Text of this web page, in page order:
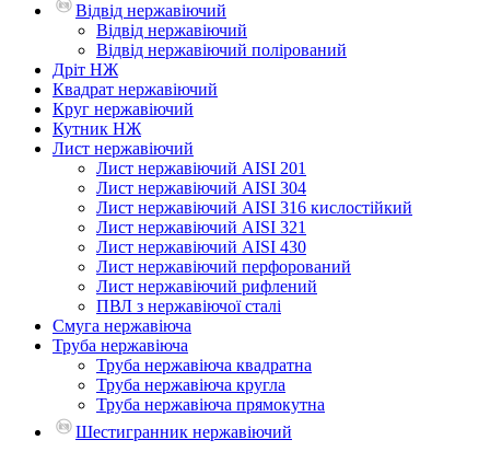
Відвід нержавіючий
Відвід нержавіючий
Відвід нержавіючий полірований
Дріт НЖ
Квадрат нержавіючий
Круг нержавіючий
Кутник НЖ
Лист нержавіючий
Лист нержавіючий AISI 201
Лист нержавіючий AISI 304
Лист нержавіючий AISI 316 кислостійкий
Лист нержавіючий AISI 321
Лист нержавіючий AISI 430
Лист нержавіючий перфорований
Лист нержавіючий рифлений
ПВЛ з нержавіючої сталі
Смуга нержавіюча
Труба нержавіюча
Труба нержавіюча квадратна
Труба нержавіюча кругла
Труба нержавіюча прямокутна
Шестигранник нержавіючий